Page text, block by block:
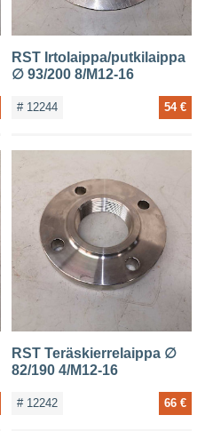
RST Irtolaippa/putkilaippa
∅ 93/200 8/M12-16
# 12244 54 €
RST Teräskierrelaippa ∅
82/190 4/M12-16
# 12242 66 €